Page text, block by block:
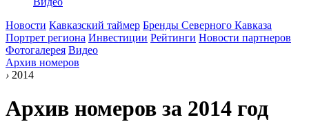
Новости Кавказский таймер Бренды Северного Кавказа
Портрет региона Инвестиции Рейтинги Новости партнеров
Фотогалерея Видео
Архив номеров
› 2014
Архив номеров за 2014 год